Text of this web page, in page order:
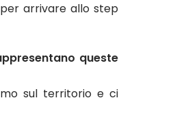
arrivare allo step
queste
sul territorio e ci